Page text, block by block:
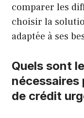
comparer les
choisir la
adaptée à ses
Quels sont
nécessaires
de crédit